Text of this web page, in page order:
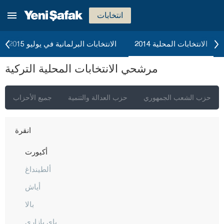
انتخابات
الانتخابات البرلمانية في يوليو 2015 الانتخابات المحلية 2014
مرشحي الانتخابات المحلية التركية
جميع الأحزاب حزب العدالة والتنمية حزب الشعب الجمهوري
إسطنبول
أنقرة
أكيورت
ألطينداغ
أياش
بالا
باي بازاري